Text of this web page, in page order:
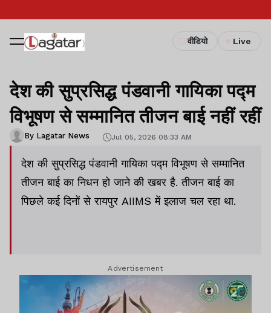
वीडियो Live
देश की सुप्रसिद्ध पंडवानी गायिका पद्म
विभूषण से सम्मानित तीजन बाई नहीं रहीं
By Lagatar News Jul 05, 2026 08:33 AM
देश की सुप्रसिद्ध पंडवानी गायिका पद्म विभूषण से सम्मानित
तीजन बाई का निधन हो जाने की खबर है. तीजन बाई का
पिछले कई दिनों से रायपुर AIIMS में इलाज चल रहा था.
Advertisement